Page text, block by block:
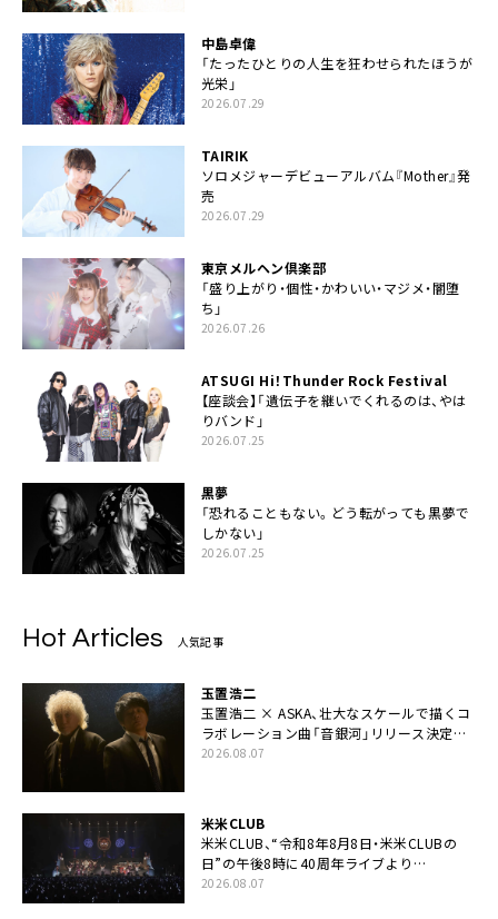
中島卓偉
「たったひとりの人生を狂わせられたほうが
光栄」
2026.07.29
TAIRIK
ソロメジャーデビューアルバム『Mother』発
売
2026.07.29
東京メルヘン倶楽部
「盛り上がり・個性・かわいい・マジメ・闇堕
ち」
2026.07.26
ATSUGI Hi！Thunder Rock Festival
【座談会】「遺伝子を継いでくれるのは、やは
りバンド」
2026.07.25
黒夢
「恐れることもない。どう転がっても黒夢で
しかない」
2026.07.25
Hot Articles 人気記事
玉置浩二
玉置浩二 × ASKA、壮大なスケールで描くコ
ラボレーション曲「音銀河」リリース決定。
カップリングには新曲「命の宿り」収録も
2026.08.07
米米CLUB
米米CLUB、“令和8年8月8日・米米CLUBの
日”の午後8時に40周年ライブより
「FANtachy medley」を88年限定公開
2026.08.07